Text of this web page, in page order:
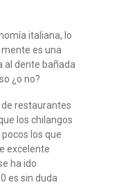
italiana, lo
es una
al dente bañada
¿o no?
restaurantes
los chilangos
los que
excelente
ha ido
es sin duda